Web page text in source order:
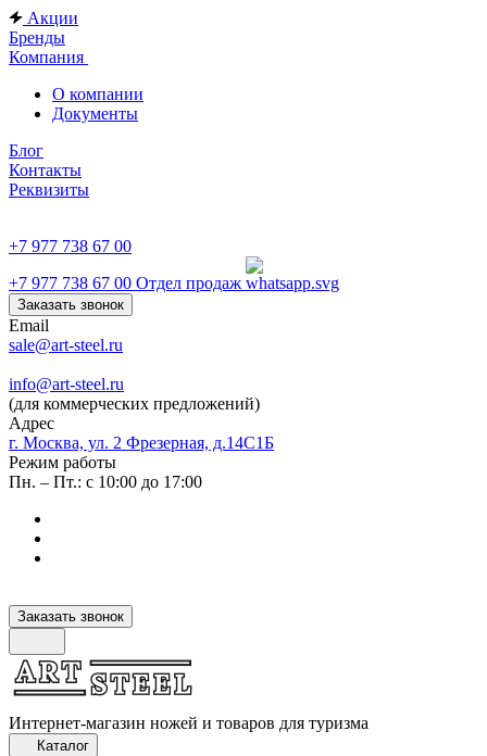
Акции
Бренды
Компания
О компании
Документы
Блог
Контакты
Реквизиты
+7 977 738 67 00
+7 977 738 67 00 Отдел продаж
Заказать звонок
Email
sale@art-steel.ru
info@art-steel.ru
(для коммерческих предложений)
Адрес
г. Москва, ул. 2 Фрезерная, д.14С1Б
Режим работы
Пн. – Пт.: с 10:00 до 17:00
Заказать звонок
Интернет-магазин ножей и товаров для туризма
Каталог